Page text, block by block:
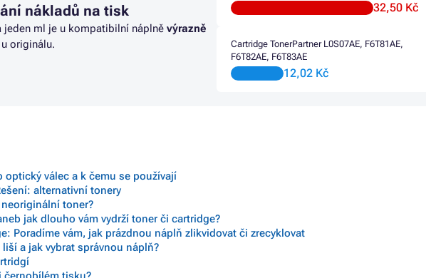
nákladů na tisk
jeden ml je u kompatibilní náplně výrazně
u originálu.
32,50 Kč
Cartridge TonerPartner L0S07AE, F6T81AE,
F6T82AE, F6T83AE
12,02 Kč
optický válec a k čemu se používají
alternativní tonery
toner?
jak dlouho vám vydrží toner či cartridge?
Poradíme vám, jak prázdnou náplň zlikvidovat či zrecyklovat
a jak vybrat správnou náplň?